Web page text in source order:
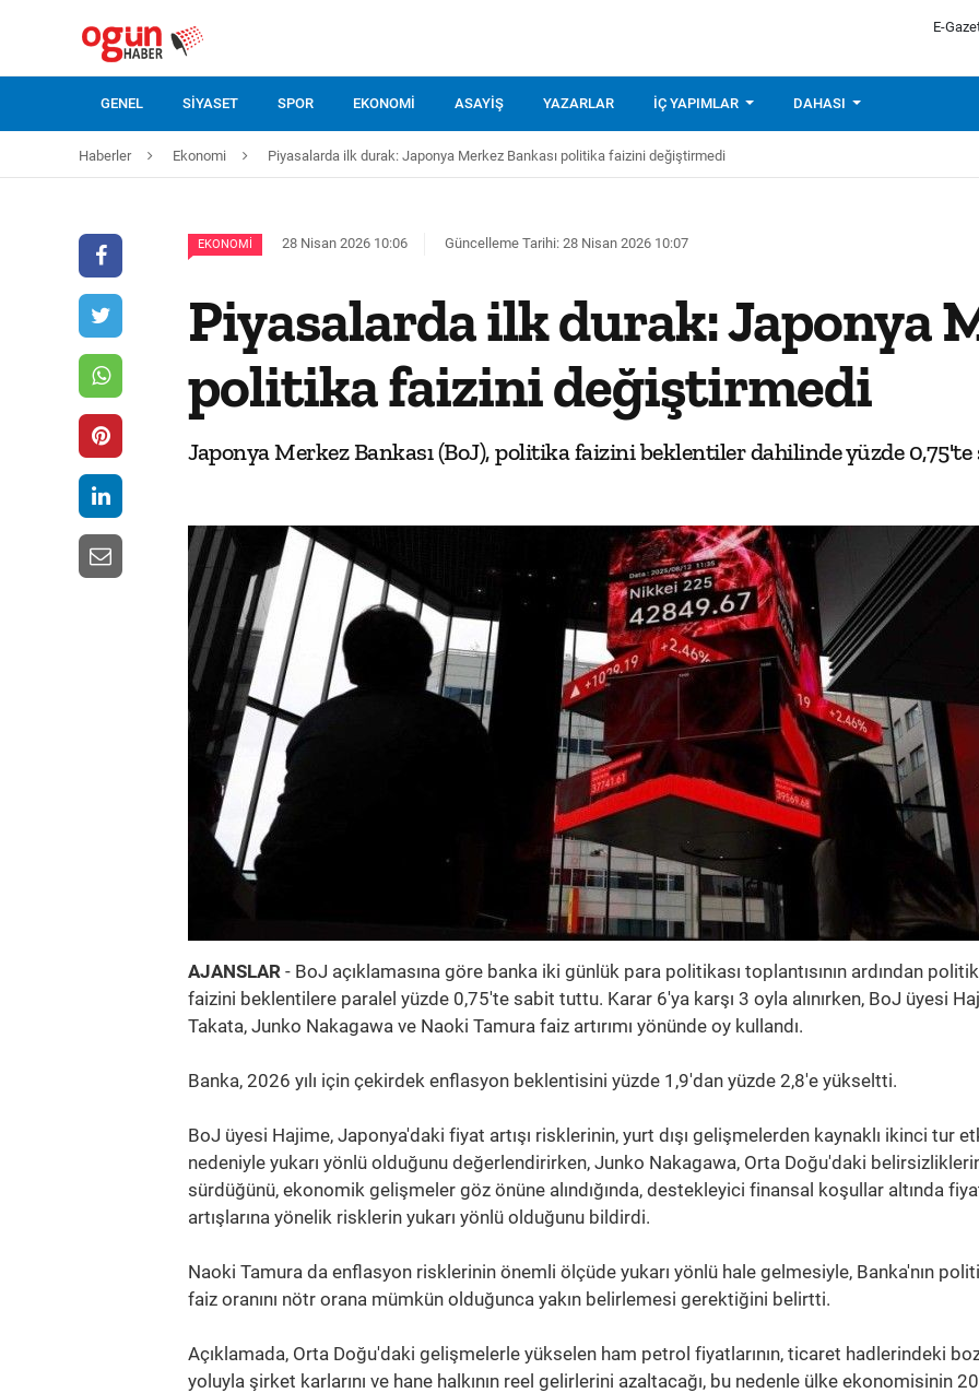
E-
GENEL SIYASET SPOR EKONOMI ASAYIŞ YAZARLAR İÇ YAPIMLAR DAHASI
Haberler Ekonomi Piyasalarda ilk durak: Japonya Merkez Bankası politika faizini değiştirmedi
EKONOMI 28 Nisan 2026 10:06 Güncelleme Tarihi: 28 Nisan 2026 10:07
Piyasalarda ilk durak: Japonya
politika faizini değiştirmedi
Japonya Merkez Bankası (BoJ), politika faizini beklentiler dahilinde yüzde
AJANSLAR - BoJ açıklamasına göre banka iki günlük para politikası toplantısının ardından
faizini beklentilere paralel yüzde 0,75'te sabit tuttu. Karar 6'ya karşı 3 oyla alınırken, BoJ üyesi
Takata, Junko Nakagawa ve Naoki Tamura faiz artırımı yönünde oy kullandı.
Banka, 2026 yılı için çekirdek enflasyon beklentisini yüzde 1,9'dan yüzde 2,8'e yükseltti.
BoJ üyesi Hajime, Japonya'daki fiyat artışı risklerinin, yurt dışı gelişmelerden kaynaklı ikinci tur
nedeniyle yukarı yönlü olduğunu değerlendirirken, Junko Nakagawa, Orta Doğu'daki
sürdüğünü, ekonomik gelişmeler göz önüne alındığında, destekleyici finansal koşullar altında
artışlarına yönelik risklerin yukarı yönlü olduğunu bildirdi.
Naoki Tamura da enflasyon risklerinin önemli ölçüde yukarı yönlü hale gelmesiyle, Banka'nın
faiz oranını nötr orana mümkün olduğunca yakın belirlemesi gerektiğini belirtti.
Açıklamada, Orta Doğu'daki gelişmelerle yükselen ham petrol fiyatlarının, ticaret hadlerindeki
yoluyla şirket karlarını ve hane halkının reel gelirlerini azaltacağı, bu nedenle ülke ekonomisinin